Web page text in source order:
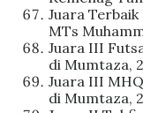
Juara
MTs
Juara III
di Mumtaza,
Juara III
di Mumtaza,